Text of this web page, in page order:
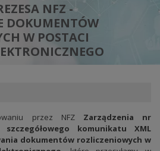
NFZ -
DOKUMENTÓW
W POSTACI
przez NFZ Zarządzenia nr
szczegółowego komunikatu XML
dokumentów rozliczeniowych w